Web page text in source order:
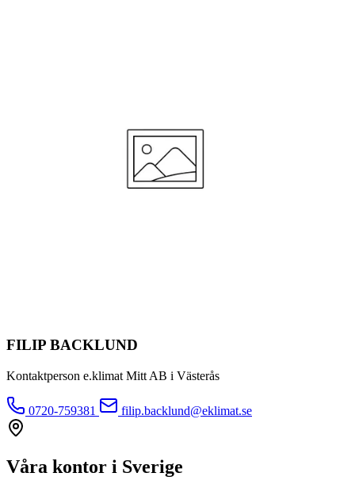
FILIP BACKLUND
Kontaktperson e.klimat Mitt AB i Västerås
0720-759381 filip.backlund@eklimat.se
Våra kontor i Sverige